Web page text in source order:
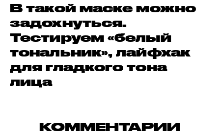
В такой маске можно
задохнуться.
Тестируем «белый
тональник», лайфхак
для гладкого тона
лица
КОММЕНТАРИИ